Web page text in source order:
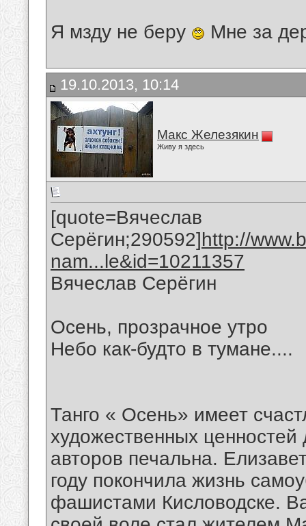
Я мзду не беру Мне за
19.10.2013, 10:14
Макс Железякин
Живу я здесь
[quote=Вячеслав
Серёгин;290592]http://
nam...le&id=10211357
Вячеслав Серёгин
Осень, пpозpачное утpо
Небо как-будто в тумане....
Танго « Осень» имеет
художественных ценностей
авторов печальна.
году покончила жизнь
фашистами Кисловодске.